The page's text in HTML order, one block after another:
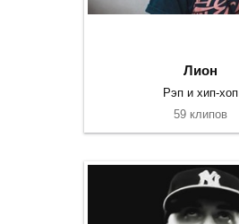
Лион
Рэп и хип-хоп
59 клипов